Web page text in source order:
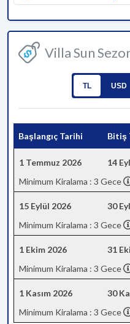
Villa Sun
TL USD
Başlangıç Tarihi Bitiş
1 Temmuz 2026 14
Minimum Kiralama : 3 Gece
15 Eylül 2026 30
Minimum Kiralama : 3 Gece
1 Ekim 2026 31
Minimum Kiralama : 3 Gece
1 Kasım 2026 30
Minimum Kiralama : 3 Gece